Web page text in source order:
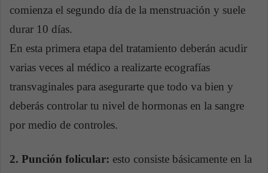
comienza el segundo día de la menstruación y suele
durar 10 días.
En esta primera etapa del tratamiento deberán acudir
varias veces al médico a realizarte ecografías
transvaginales para asegurarte que todo va bien y
deberás controlar tu nivel de hormonas en la sangre
por medio de controles.
2. Punción folicular: esto consiste básicamente en la